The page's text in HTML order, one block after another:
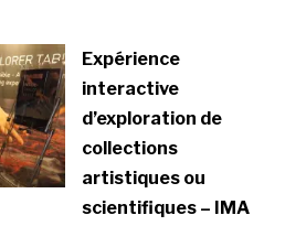
Expérience
interactive
d’exploration de
collections
artistiques ou
scientifiques – IMA